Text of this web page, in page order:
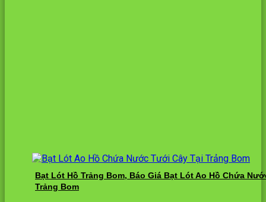
Bạt Lót Hồ Trảng Bom, Báo Giá Bạt Lót Ao Hồ Chứa
Trảng Bom